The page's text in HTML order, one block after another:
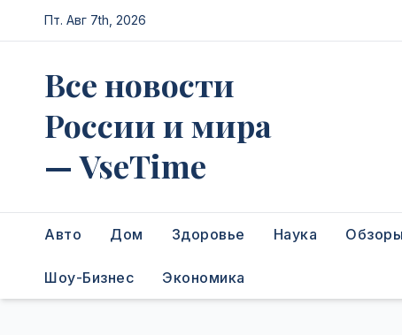
Перейти
к
Пт. Авг 7th, 2026
Все новости
России и мира
— VseTime
Авто Дом Здоровье Наука Обзоры
Шоу-Бизнес Экономика